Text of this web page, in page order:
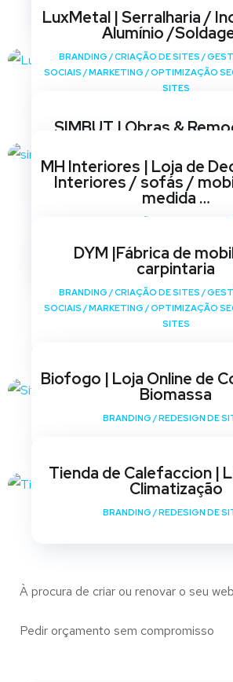
LuxMetal | Serralharia /
Alumínio /
BRANDING /CRIAÇÃO DE SITES /
SOCIAIS /MARKETING /OPTIMIZAÇÃO
SITES
SIMBUT | Obras &
SOCIAIS /MARKETING OPTIMIZAÇÃO
SITES
MH Interiores | Loja de
Interiores / sofás /
medida …
SITES
DYM |Fábrica de
carpintaria
BRANDING /CRIAÇÃO DE SITES /
SOCIAIS /MARKETING /OPTIMIZAÇÃO
SITES
Biofogo | Loja Online de
Biomassa
BRANDING /REDESIGN DE
Tienda de Calefaccion |
Climatização
BRANDING /REDESIGN DE
À procura de criar ou renovar o seu
Pedir orçamento sem compromisso